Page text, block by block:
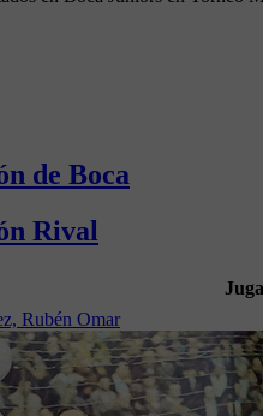
de Boca
Rival
Rubén Omar